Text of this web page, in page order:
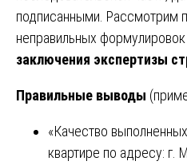
подписанными. Рассмотрим
неправильных
заключения экспертизы
Правильные выводы
«Качество
квартире по адресу: г.